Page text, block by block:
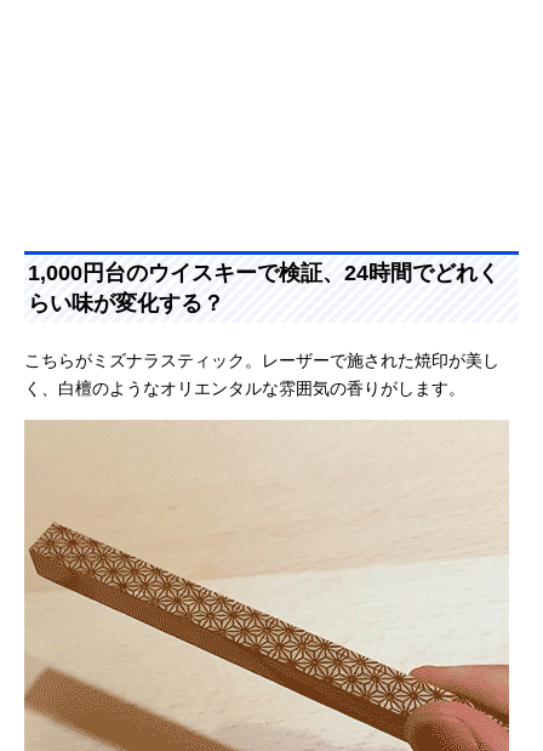
1,000円台のウイスキーで検証、24時間でどれく
らい味が変化する？
こちらがミズナラスティック。レーザーで施された焼印が美し
く、白檀のようなオリエンタルな雰囲気の香りがします。